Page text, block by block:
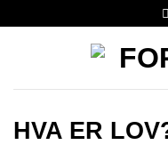
HVA ER